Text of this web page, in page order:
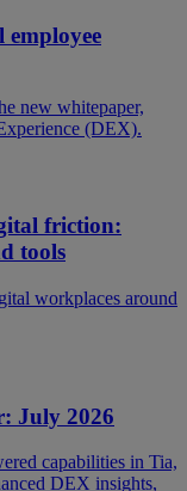
new whitepaper,
(DEX).
friction:
tools
workplaces around
July 2026
capabilities in Tia,
DEX insights,